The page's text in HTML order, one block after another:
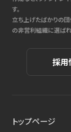
す。
立ち上げたばかりの
の非営利組織に選ばれ
採用
トップページ